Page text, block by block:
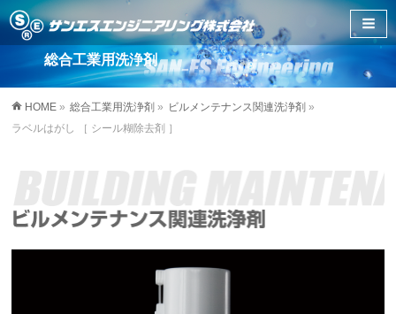
総合工業用洗浄剤
HOME » 総合工業用洗浄剤 » ビルメンテナンス関連洗浄剤 »
ラベルはがし ［ シール糊除去剤 ］